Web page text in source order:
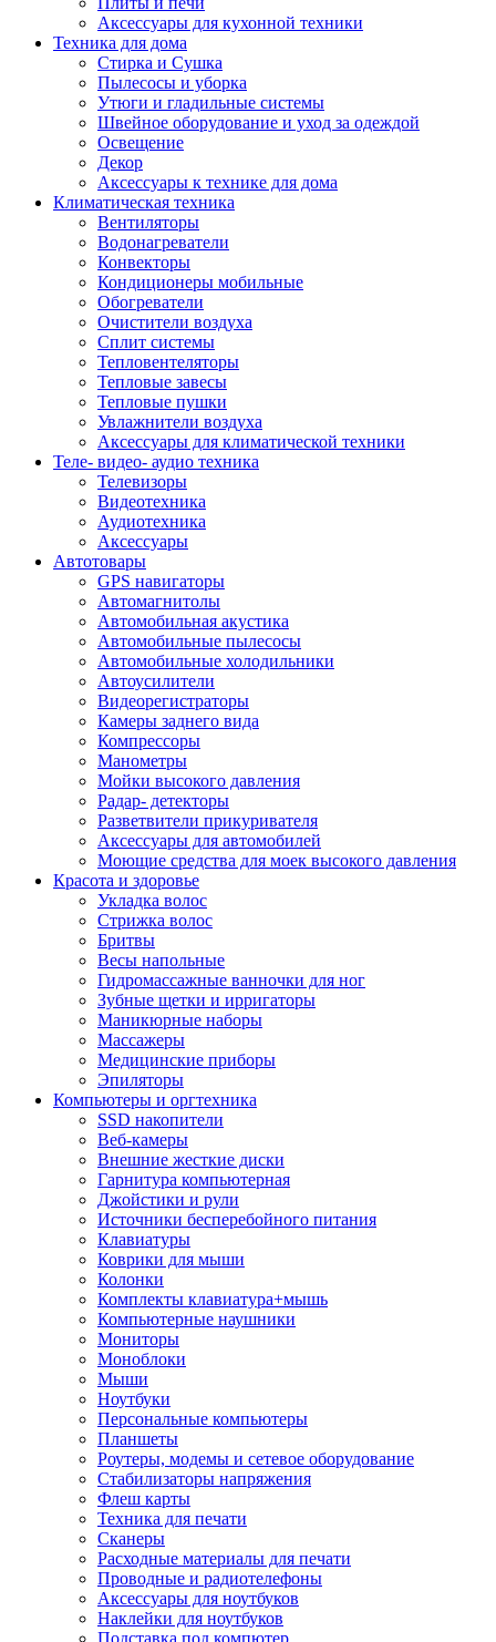
Аксессуары для кухонной техники
Техника для дома
Стирка и Сушка
Пылесосы и уборка
Утюги и гладильные системы
Швейное оборудование и уход за одеждой
Освещение
Декор
Аксессуары к технике для дома
Климатическая техника
Вентиляторы
Водонагреватели
Конвекторы
Кондиционеры мобильные
Обогреватели
Очистители воздуха
Сплит системы
Тепловентеляторы
Тепловые завесы
Тепловые пушки
Увлажнители воздуха
Аксессуары для климатической техники
Теле- видео- аудио техника
Телевизоры
Видеотехника
Аудиотехника
Аксессуары
Автотовары
GPS навигаторы
Автомагнитолы
Автомобильная акустика
Автомобильные пылесосы
Автомобильные холодильники
Автоусилители
Видеорегистраторы
Камеры заднего вида
Компрессоры
Манометры
Мойки высокого давления
Радар- детекторы
Разветвители прикуривателя
Аксессуары для автомобилей
Моющие средства для моек высокого давления
Красота и здоровье
Укладка волос
Стрижка волос
Бритвы
Весы напольные
Гидромассажные ванночки для ног
Зубные щетки и ирригаторы
Маникюрные наборы
Массажеры
Медицинские приборы
Эпиляторы
Компьютеры и оргтехника
SSD накопители
Веб-камеры
Внешние жесткие диски
Гарнитура компьютерная
Джойстики и рули
Источники бесперебойного питания
Клавиатуры
Коврики для мыши
Колонки
Комплекты клавиатура+мышь
Компьютерные наушники
Мониторы
Моноблоки
Мыши
Ноутбуки
Персональные компьютеры
Планшеты
Роутеры, модемы и сетевое оборудование
Стабилизаторы напряжения
Флеш карты
Техника для печати
Сканеры
Расходные материалы для печати
Проводные и радиотелефоны
Аксессуары для ноутбуков
Наклейки для ноутбуков